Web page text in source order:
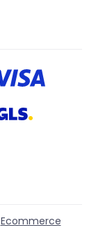
Ecommerce